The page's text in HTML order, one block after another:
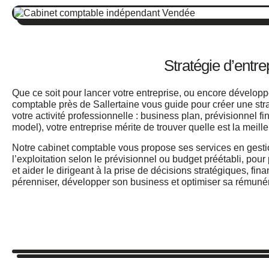
Stratégie
Que ce soit pour lancer votre entreprise, ou encore
comptable près de Sallertaine vous guide pour créer une
votre activité professionnelle : business plan, prévisionnel
model), votre entreprise mérite de trouver quelle est la
Notre cabinet comptable vous propose ses services en
l’exploitation selon le prévisionnel ou budget préétabli,
et aider le dirigeant à la prise de décisions stratégiques,
pérenniser, développer son business et optimiser sa